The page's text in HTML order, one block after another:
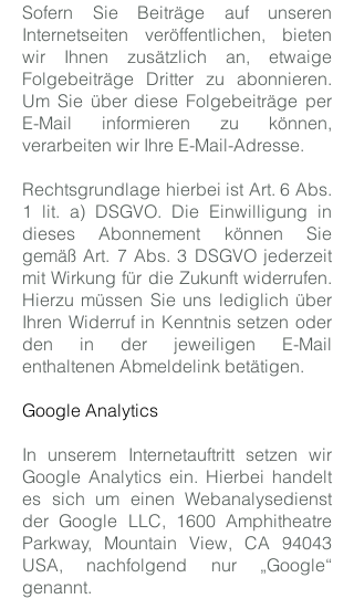
Sofern Sie Beiträge auf unseren
Internetseiten veröffentlichen, bieten
wir Ihnen zusätzlich an, etwaige
Folgebeiträge Dritter zu abonnieren.
Um Sie über diese Folgebeiträge per
E-Mail informieren zu können,
verarbeiten wir Ihre E-Mail-Adresse.
Rechtsgrundlage hierbei ist Art. 6 Abs.
1 lit. a) DSGVO. Die Einwilligung in
dieses Abonnement können Sie
gemäß Art. 7 Abs. 3 DSGVO jederzeit
mit Wirkung für die Zukunft widerrufen.
Hierzu müssen Sie uns lediglich über
Ihren Widerruf in Kenntnis setzen oder
den in der jeweiligen E-Mail
enthaltenen Abmeldelink betätigen.
Google Analytics
In unserem Internetauftritt setzen wir
Google Analytics ein. Hierbei handelt
es sich um einen Webanalysedienst
der Google LLC, 1600 Amphitheatre
Parkway, Mountain View, CA 94043
USA, nachfolgend nur „Google“
genannt.